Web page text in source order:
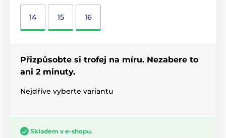
14 15 16
Přizpůsobte si trofej na míru. Nezabere to
ani 2 minuty.
Nejdříve vyberte variantu
Skladem v e-shopu.